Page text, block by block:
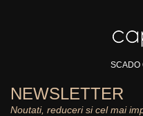
SCADO
NEWSLETTER
Noutati, reduceri si cel mai